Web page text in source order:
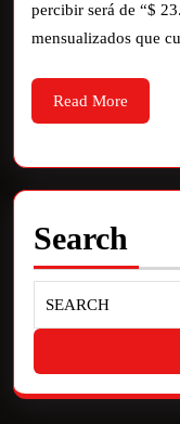
percibir será de “$
mensualizados que
Read More
Search